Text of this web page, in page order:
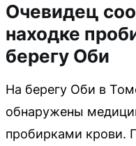
Очевидец
находке
берегу Оби
На берегу Оби в
обнаружены
пробирками крови.